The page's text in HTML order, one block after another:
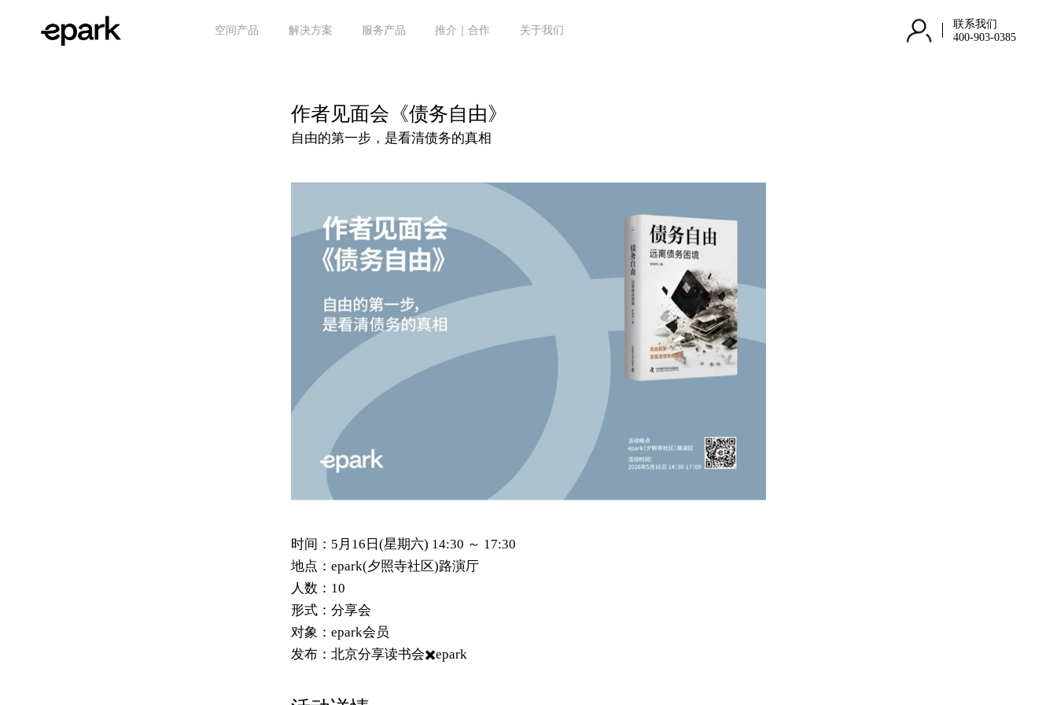
空间产品 解决方案 服务产品 推介｜合作 关于我们
联系我们
400-903-0385
作者见面会《债务自由》
自由的第一步，是看清债务的真相
时间： 5月16日(星期六) 14:30 ～ 17:30
地点： epark(夕照寺社区)路演厅
人数： 10
形式： 分享会
对象： epark会员
发布： 北京分享读书会✖️epark